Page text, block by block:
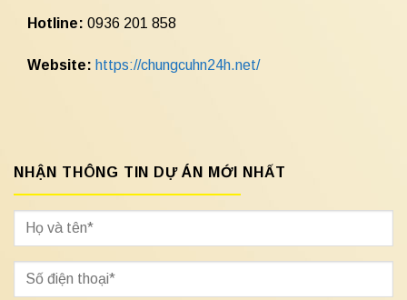
Hotline: 0936 201 858
Website: https://chungcuhn24h.net/
NHẬN THÔNG TIN DỰ ÁN MỚI NHẤT